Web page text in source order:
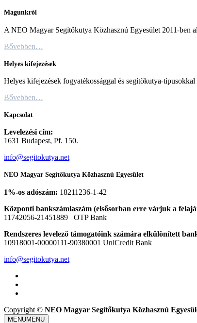
Magunkról
A NEO Magyar Segítőkutya Közhasznú Egyesület 2011-ben
Bővebben…
Helyes kifejezések
Helyes kifejezések fogyatékossággal és segítőkutya-típusokkal
Bővebben…
Kapcsolat
Levelezési cím:
1631 Budapest, Pf. 150.
info@segitokutya.net
NEO Magyar Segítőkutya Közhasznú Egyesület
1%-os adószám: 18211236-1-42
Központi bankszámlaszám (elsősorban erre várjuk a
11742056-21451889 OTP Bank
Rendszeres levelező támogatóink számára elkülönített
10918001-00000111-90380001 UniCredit Bank
info@segitokutya.net
Copyright © NEO Magyar Segítőkutya Közhasznú
MENUMENU